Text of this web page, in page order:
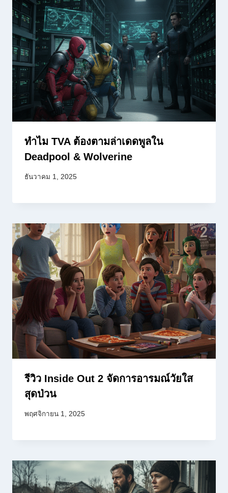
ทำไม TVA ต้องตามล่าเดดพูลใน
Deadpool & Wolverine
ธันวาคม 1, 2025
รีวิว Inside Out 2 จัดการอารมณ์วัยใส
สุดป่วน
พฤศจิกายน 1, 2025